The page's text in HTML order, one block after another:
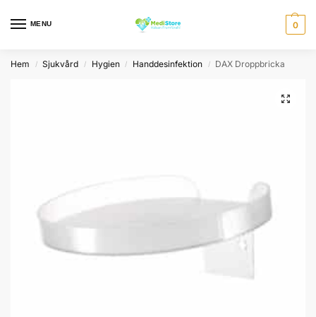
MENU 0
Hem / Sjukvård / Hygien / Handdesinfektion / DAX Droppbricka